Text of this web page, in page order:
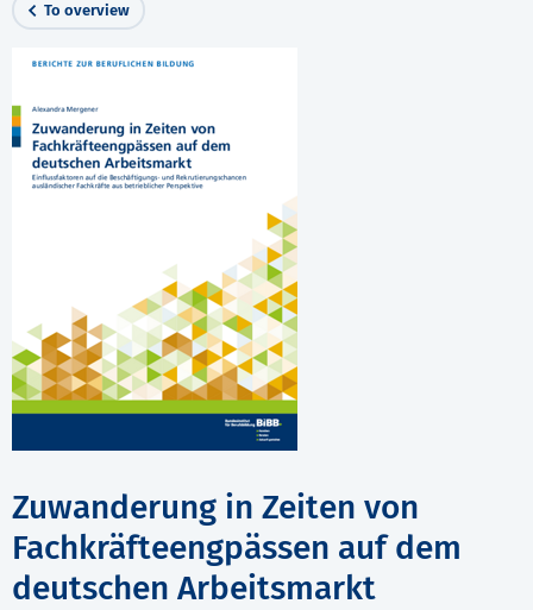
To overview
Zuwanderung in Zeiten von
Fachkräfteengpässen auf dem
deutschen Arbeitsmarkt